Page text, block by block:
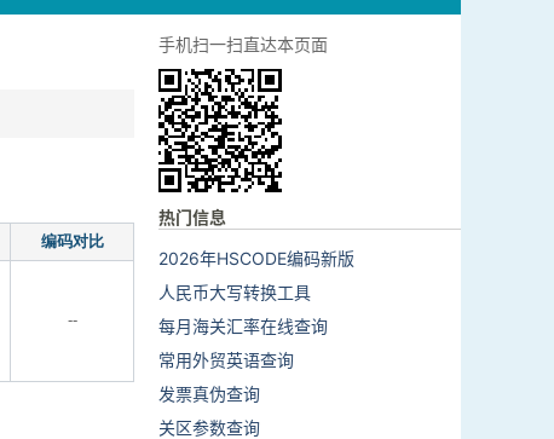
编码对比
--
手机扫一扫直达本页面
热门信息
2026年HSCODE编码新版
人民币大写转换工具
每月海关汇率在线查询
常用外贸英语查询
发票真伪查询
关区参数查询